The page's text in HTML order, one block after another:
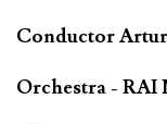
Conductor
Orchestra - RAI